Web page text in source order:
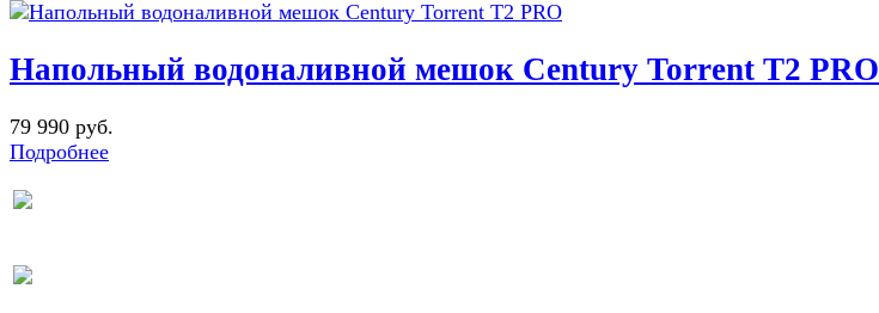
Напольный водоналивной мешок Century Torrent T2 PRO
79 990 руб.
Подробнее